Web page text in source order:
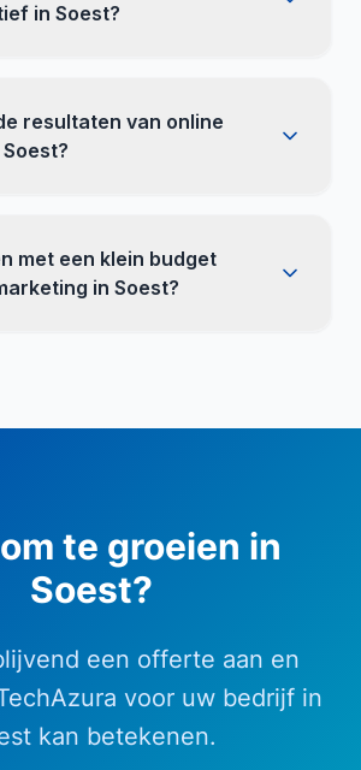
in Soest?
resultaten van online
met een klein budget
in Soest?
te groeien in
Soest?
een offerte aan en
voor uw bedrijf in
kan betekenen.